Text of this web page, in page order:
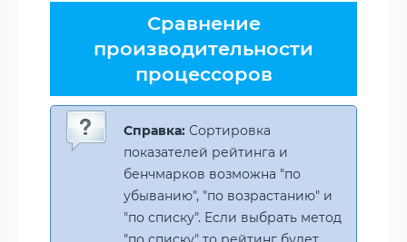
Сравнение
производительности
процессоров
Справка: Сортировка
показателей рейтинга и
бенчмарков возможна "по
убыванию", "по возрастанию" и
"по списку". Если выбрать метод